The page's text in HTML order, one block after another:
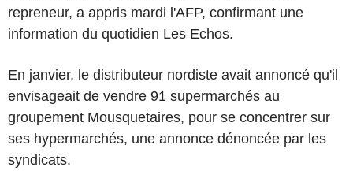
repreneur, a appris mardi l'AFP, confirmant une
information du quotidien Les Echos.
En janvier, le distributeur nordiste avait annoncé qu'il
envisageait de vendre 91 supermarchés au
groupement Mousquetaires, pour se concentrer sur
ses hypermarchés, une annonce dénoncée par les
syndicats.